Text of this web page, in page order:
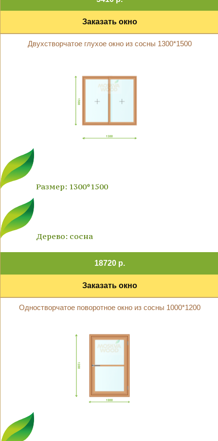
Заказать окно
Двухстворчатое глухое окно из сосны 1300*1500
Размер: 1300*1500
Дерево: сосна
18720 р.
Заказать окно
Одностворчатое поворотное окно из сосны 1000*1200